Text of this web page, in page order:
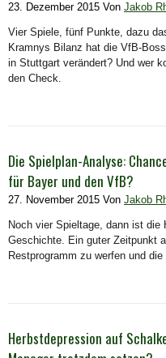
23. Dezember 2015 Von Jakob
Vier Spiele, fünf Punkte, dazu
Kramnys Bilanz hat die VfB-
in Stuttgart verändert? Und wer
den Check.
Die Spielplan-Analyse:
für Bayer und den VfB?
27. November 2015 Von Jakob
Noch vier Spieltage, dann ist die
Geschichte. Ein guter Zeitpunkt
Restprogramm zu werfen und
Herbstdepression auf